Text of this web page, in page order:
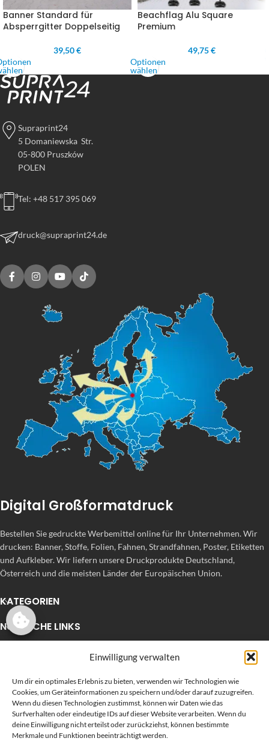
Einwilligung verwalten
Um dir ein optimales Erlebnis zu bieten, verwenden wir Technologien wie
Cookies, um Geräteinformationen zu speichern und/oder darauf zuzugreifen.
Wenn du diesen Technologien zustimmst, können wir Daten wie das
Surfverhalten oder eindeutige IDs auf dieser Website verarbeiten. Wenn du
deine Einwilligung nicht erteilst oder zurückziehst, können bestimmte
Merkmale und Funktionen beeinträchtigt werden.
Banner Standard für
Absperrgitter Doppelseitig
39,50 €
Beachflag Alu Square
Premium
49,75 €
Optionen
wählen
Supraprint24
5 Domaniewska Str.
05-800 Pruszków
POLEN
Tel: +48 517 395 069
druck@supraprint24.de
Digital Großformatdruck
Bestellen Sie gedruckte Werbemittel online für Ihr Unternehmen. Wir
drucken: Banner, Stoffe, Folien, Fahnen, Strandfahnen, Poster, Etiketten
und Aufkleber. Wir liefern unsere Druckprodukte Deutschland,
Österreich und die meisten Länder der Europäischen Union.
KATEGORIEN
NÜTZLICHE LINKS